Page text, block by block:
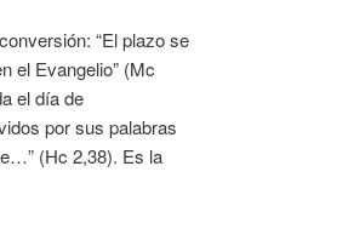
“El plazo se
el Evangelio” (Mc
el día de
por sus palabras
(Hc 2,38). Es la